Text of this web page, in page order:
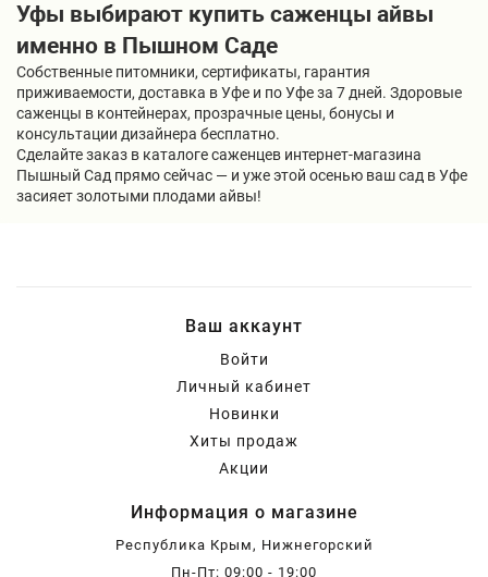
Уфы выбирают купить саженцы айвы
именно в Пышном Саде
Собственные питомники, сертификаты, гарантия
приживаемости, доставка в Уфе и по Уфе за 7 дней. Здоровые
саженцы в контейнерах, прозрачные цены, бонусы и
консультации дизайнера бесплатно.
Сделайте заказ в каталоге саженцев интернет-магазина
Пышный Сад прямо сейчас — и уже этой осенью ваш сад в Уфе
засияет золотыми плодами айвы!
Ваш аккаунт
Войти
Личный кабинет
Новинки
Хиты продаж
Акции
Информация о магазине
Республика Крым, Нижнегорский
Пн-Пт: 09:00 - 19:00